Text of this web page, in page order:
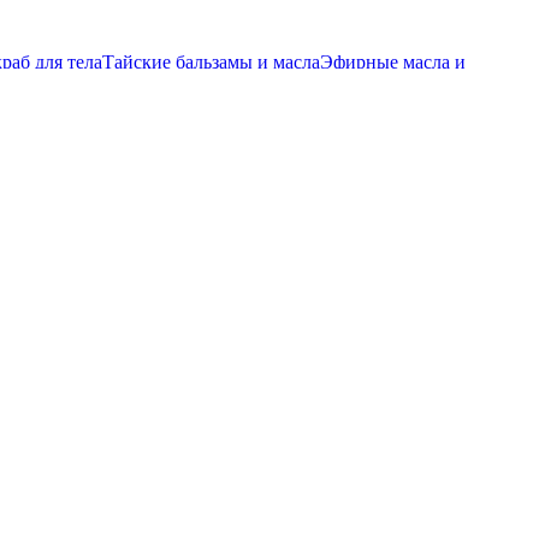
для телаТайские бальзамы и маслаЭфирные масла и